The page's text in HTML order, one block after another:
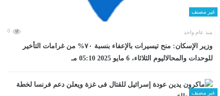
غير مصنف
منذ عام واحد 0
وزير الإسكان: منح تيسيرات بالإعفاء بنسبة ٧٠% من غرامات التأخير
للوحدات والمحالاليوم الثلاثاء، 6 مايو 2025 05:10 مـ
غير مصنف